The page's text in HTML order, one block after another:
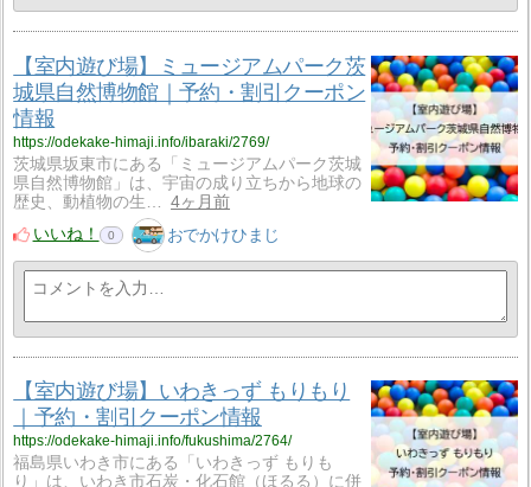
【室内遊び場】ミュージアムパーク茨
城県自然博物館｜予約・割引クーポン
情報
https://odekake-himaji.info/ibaraki/2769/
茨城県坂東市にある「ミュージアムパーク茨城
県自然博物館」は、宇宙の成り立ちから地球の
歴史、動植物の生…
4ヶ月前
いいね！
0 おでかけひまじ
【室内遊び場】いわきっず もりもり
｜予約・割引クーポン情報
https://odekake-himaji.info/fukushima/2764/
福島県いわき市にある「いわきっず もりも
り」は、いわき市石炭・化石館（ほるる）に併